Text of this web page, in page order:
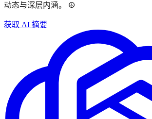
动态与深层内涵。 ☮︎
获取 AI 摘要